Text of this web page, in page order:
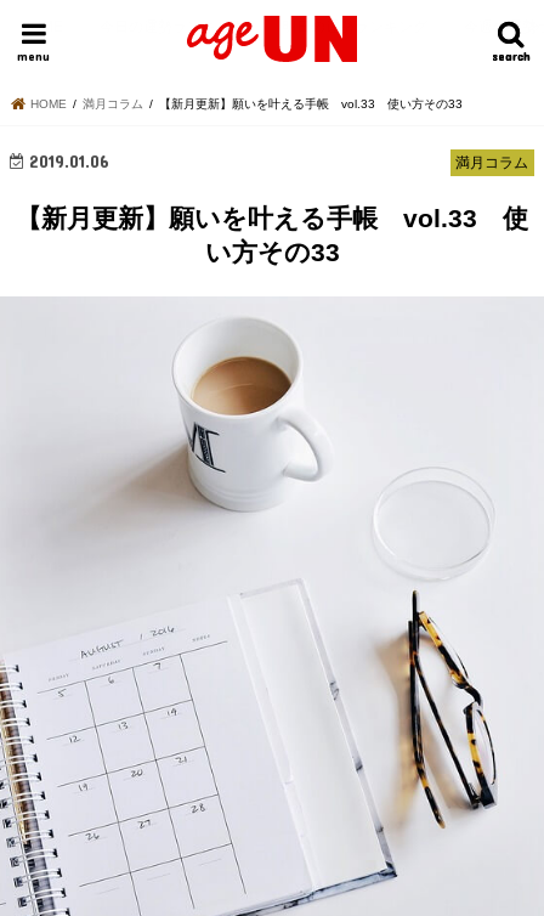
search
search
menu
HOME 今日の運勢ランキング 明日の運勢ランキング 今週の運勢
HOME 満月コラム 【新月更新】願いを叶える手帳 vol.33 使い方その33
満月コラム
2019.01.06
【新月更新】願いを叶える手帳 vol.33 使
い方その33